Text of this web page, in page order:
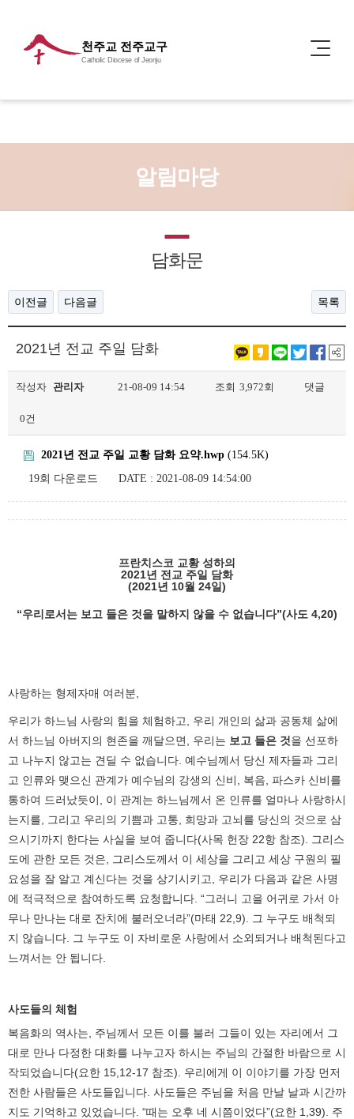
천주교 전주교구
Catholic Diocese of Jeonju
알림마당
담화문
이전글 다음글 목록
2021년 전교 주일 담화
작성자 관리자 21-08-09 14:54 조회 3,972회 댓글
0건
2021년 전교 주일 교황 담화 요약.hwp (154.5K)
19회 다운로드
DATE : 2021-08-09 14:54:00
프란치스코 교황 성하의
2021년 전교 주일 담화
(2021년 10월 24일)
“우리로서는 보고 들은 것을 말하지 않을 수 없습니다”(사도 4,20)
사랑하는 형제자매 여러분,
우리가 하느님 사랑의 힘을 체험하고, 우리 개인의 삶과 공동체 삶에
서 하느님 아버지의 현존을 깨달으면, 우리는 보고 들은 것을 선포하
고 나누지 않고는 견딜 수 없습니다. 예수님께서 당신 제자들과 그리
고 인류와 맺으신 관계가 예수님의 강생의 신비, 복음, 파스카 신비를
통하여 드러났듯이, 이 관계는 하느님께서 온 인류를 얼마나 사랑하시
는지를, 그리고 우리의 기쁨과 고통, 희망과 고뇌를 당신의 것으로 삼
으시기까지 한다는 사실을 보여 줍니다(사목 헌장 22항 참조). 그리스
도에 관한 모든 것은, 그리스도께서 이 세상을 그리고 세상 구원의 필
요성을 잘 알고 계신다는 것을 상기시키고, 우리가 다음과 같은 사명
에 적극적으로 참여하도록 요청합니다. “그러니 고을 어귀로 가서 아
무나 만나는 대로 잔치에 불러오너라”(마태 22,9). 그 누구도 배척되
지 않습니다. 그 누구도 이 자비로운 사랑에서 소외되거나 배척된다고
느껴서는 안 됩니다.
사도들의 체험
복음화의 역사는, 주님께서 모든 이를 불러 그들이 있는 자리에서 그
대로 만나 다정한 대화를 나누고자 하시는 주님의 간절한 바람으로 시
작되었습니다(요한 15,12-17 참조). 우리에게 이 이야기를 가장 먼저
전한 사람들은 사도들입니다. 사도들은 주님을 처음 만날 날과 시간까
지도 기억하고 있었습니다. “때는 오후 네 시쯤이었다”(요한 1,39). 주